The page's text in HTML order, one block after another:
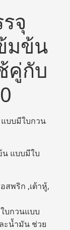
จุ
มข้น
คู่กับ
แบบมีใบกวน
น แบบมีใบ
พริก ,เต้าหู้,
บกวนแบบ
ะน้ำมัน ช่วย